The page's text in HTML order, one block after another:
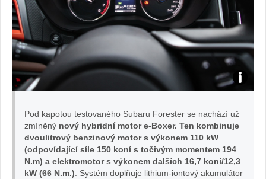
Foto:
Pod kapotou testovaného Subaru Forester se nachází už
zmíněný nový hybridní motor e-Boxer. Ten kombinuje
dvoulitrový benzinový motor s výkonem 110 kW
(odpovídající síle 150 koní s točivým momentem 194
N.m) a elektromotor s výkonem dalších 16,7 koní/12,3
kW (66 N.m.) . Systém doplňuje lithium-iontový akumulátor